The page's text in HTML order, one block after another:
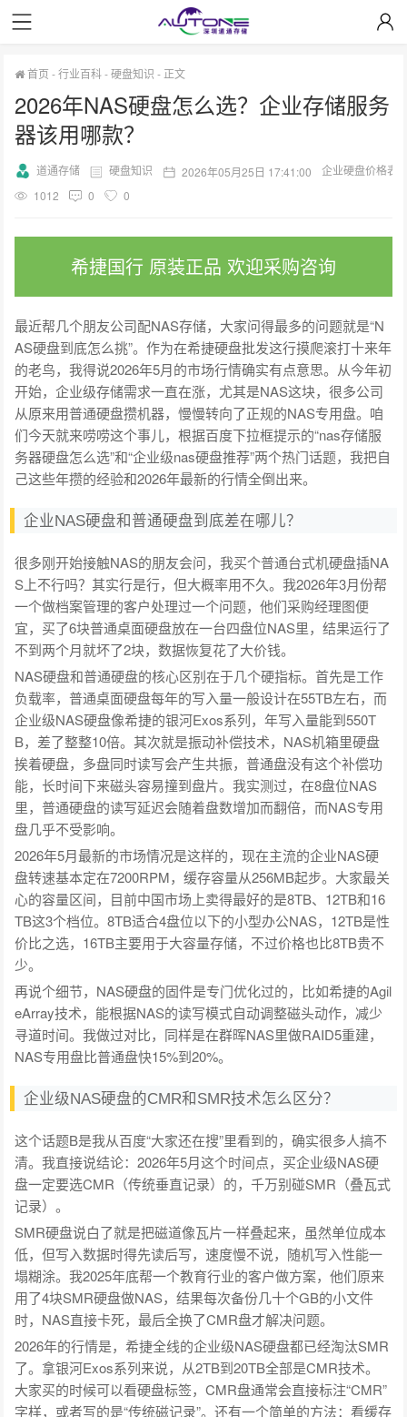
首页 -行业百科-硬盘知识 - 正文
2026年NAS硬盘怎么选？企业存储服务
器该用哪款？
道通存储 硬盘知识 2026年05月25日 17:41:00
企业硬盘价格表
1012
0 0
希捷国行 原装正品 欢迎采购咨询
最近帮几个朋友公司配NAS存储，大家问得最多的问题就是“N
AS硬盘到底怎么挑”。作为在希捷硬盘批发这行摸爬滚打十来年
的老鸟，我得说2026年5月的市场行情确实有点意思。从今年初
开始，企业级存储需求一直在涨，尤其是NAS这块，很多公司
从原来用普通硬盘攒机器，慢慢转向了正规的NAS专用盘。咱
们今天就来唠唠这个事儿，根据百度下拉框提示的“nas存储服
务器硬盘怎么选”和“企业级nas硬盘推荐”两个热门话题，我把自
己这些年攒的经验和2026年最新的行情全倒出来。
企业NAS硬盘和普通硬盘到底差在哪儿？
很多刚开始接触NAS的朋友会问，我买个普通台式机硬盘插NA
S上不行吗？其实行是行，但大概率用不久。我2026年3月份帮
一个做档案管理的客户处理过一个问题，他们采购经理图便
宜，买了6块普通桌面硬盘放在一台四盘位NAS里，结果运行了
不到两个月就坏了2块，数据恢复花了大价钱。
NAS硬盘和普通硬盘的核心区别在于几个硬指标。首先是工作
负载率，普通桌面硬盘每年的写入量一般设计在55TB左右，而
企业级NAS硬盘像希捷的银河Exos系列，年写入量能到550T
B，差了整整10倍。其次就是振动补偿技术，NAS机箱里硬盘
挨着硬盘，多盘同时读写会产生共振，普通盘没有这个补偿功
能，长时间下来磁头容易撞到盘片。我实测过，在8盘位NAS
里，普通硬盘的读写延迟会随着盘数增加而翻倍，而NAS专用
盘几乎不受影响。
2026年5月最新的市场情况是这样的，现在主流的企业NAS硬
盘转速基本定在7200RPM，缓存容量从256MB起步。大家最关
心的容量区间，目前中国市场上卖得最好的是8TB、12TB和16
TB这3个档位。8TB适合4盘位以下的小型办公NAS，12TB是性
价比之选，16TB主要用于大容量存储，不过价格也比8TB贵不
少。
再说个细节，NAS硬盘的固件是专门优化过的，比如希捷的Agil
eArray技术，能根据NAS的读写模式自动调整磁头动作，减少
寻道时间。我做过对比，同样是在群晖NAS里做RAID5重建，
NAS专用盘比普通盘快15%到20%。
企业级NAS硬盘的CMR和SMR技术怎么区分？
这个话题B是我从百度“大家还在搜”里看到的，确实很多人搞不
清。我直接说结论：2026年5月这个时间点，买企业级NAS硬
盘一定要选CMR（传统垂直记录）的，千万别碰SMR（叠瓦式
记录）。
SMR硬盘说白了就是把磁道像瓦片一样叠起来，虽然单位成本
低，但写入数据时得先读后写，速度慢不说，随机写入性能一
塌糊涂。我2025年底帮一个教育行业的客户做方案，他们原来
用了4块SMR硬盘做NAS，结果每次备份几十个GB的小文件
时，NAS直接卡死，最后全换了CMR盘才解决问题。
2026年的行情是，希捷全线的企业级NAS硬盘都已经淘汰SMR
了。拿银河Exos系列来说，从2TB到20TB全部是CMR技术。
大家买的时候可以看硬盘标签，CMR盘通常会直接标注“CMR”
字样，或者写的是“传统磁记录”。还有一个简单的方法：看缓存